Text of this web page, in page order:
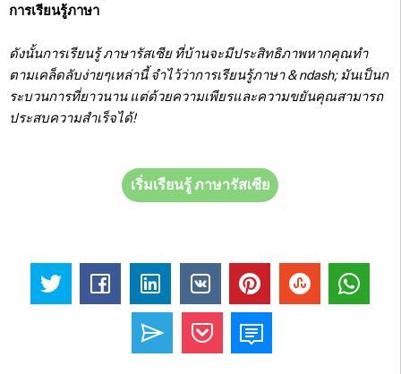
การเรียนรู้ภาษา
ดังนั้นการเรียนรู้ ภาษารัสเซีย ที่บ้านจะมีประสิทธิภาพหากคุณทำ
ตามเคล็ดลับง่ายๆเหล่านี้ จำไว้ว่าการเรียนรู้ภาษา & ndash; มันเป็นก
ระบวนการที่ยาวนาน แต่ด้วยความเพียรและความขยันคุณสามารถ
ประสบความสำเร็จได้!
เริ่มเรียนรู้ ภาษารัสเซีย